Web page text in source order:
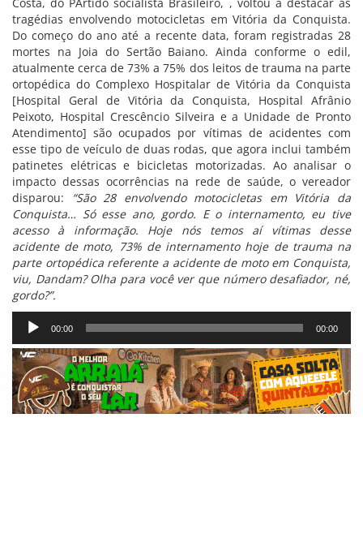
tragédias envolvendo motocicletas em Vitória da Conquista.
Do começo do ano até a recente data, foram registradas 28
mortes na Joia do Sertão Baiano. Ainda conforme o edil,
atualmente cerca de 73% a 75% dos leitos de trauma na parte
ortopédica do Complexo Hospitalar de Vitória da Conquista
[Hospital Geral de Vitória da Conquista, Hospital Afrânio
Peixoto, Hospital Crescêncio Silveira e a Unidade de Pronto
Atendimento] são ocupados por vítimas de acidentes com
esse tipo de veículo de duas rodas, que agora inclui também
patinetes elétricas e bicicletas motorizadas. Ao analisar o
impacto dessas ocorrências na rede de saúde, o vereador
disparou:
“São 28 envolvendo motocicletas em Vitória da
Conquista… Só esse ano, gordo. E o internamento, eu tive
acesso à informação. Hoje nós temos aí vítimas desse
acidente de moto, 73% de internamento hoje de trauma na
parte ortopédica referente a acidente de moto em Conquista,
viu, Dandam? Olha para você ver que número desafiador, né,
gordo?”.
Tocador
áudio
00:00 00:00